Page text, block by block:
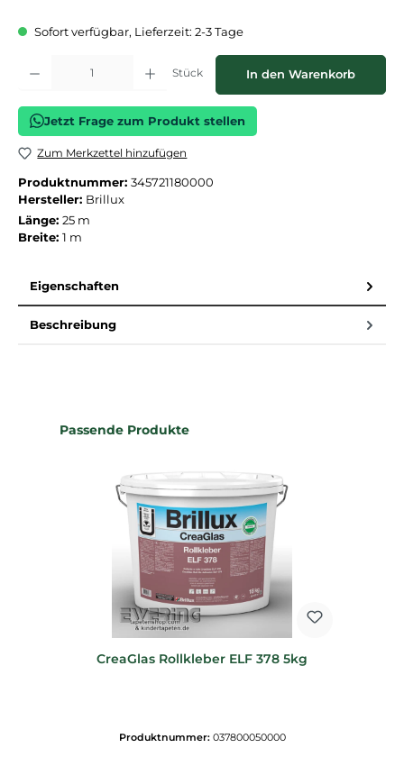
Sofort verfügbar, Lieferzeit: 2-3 Tage
Produkt Anzahl: Gib den gewünschten Wert ein oder benutze die
Stück In den Warenkorb
Jetzt Frage zum Produkt stellen
Zum Merkzettel hinzufügen
Produktnummer: 345721180000
Hersteller: Brillux
Länge: 25 m
Breite: 1 m
Eigenschaften
Beschreibung
Produktgalerie überspringen
Passende Produkte
CreaGlas Rollkleber ELF 378 5kg
Produktnummer: 037800050000